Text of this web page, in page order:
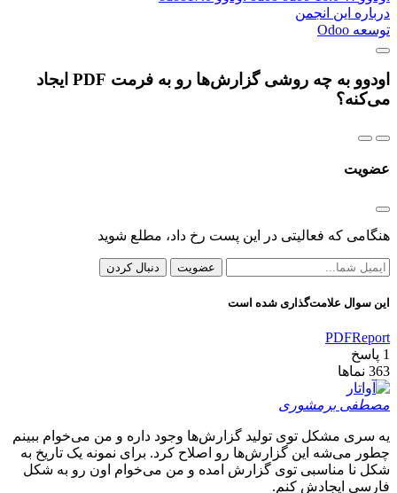
درباره این انجمن
توسعه Odoo
اودوو به چه روشی گزارش‌ها رو به فرمت PDF ایجاد
می‌کنه؟
عضویت
هنگامی که فعالیتی در این پست رخ داد، مطلع شوید
عضویت دنبال کردن
این سوال علامت‌گذاری شده است
PDFReport
1 پاسخ
363 نماها
مصطفی برمشوری
یه سری مشکل توی تولید گزارش‌ها وجود داره و من می‌خوام ببینم
چطور می‌شه این گزارش‌ها رو اصلاح کرد. برای نمونه یک تاریخ به
شکل نا مناسبی توی گزارش امده و من می‌خوام اون رو به شکل
فارسی ایجادش کنم.